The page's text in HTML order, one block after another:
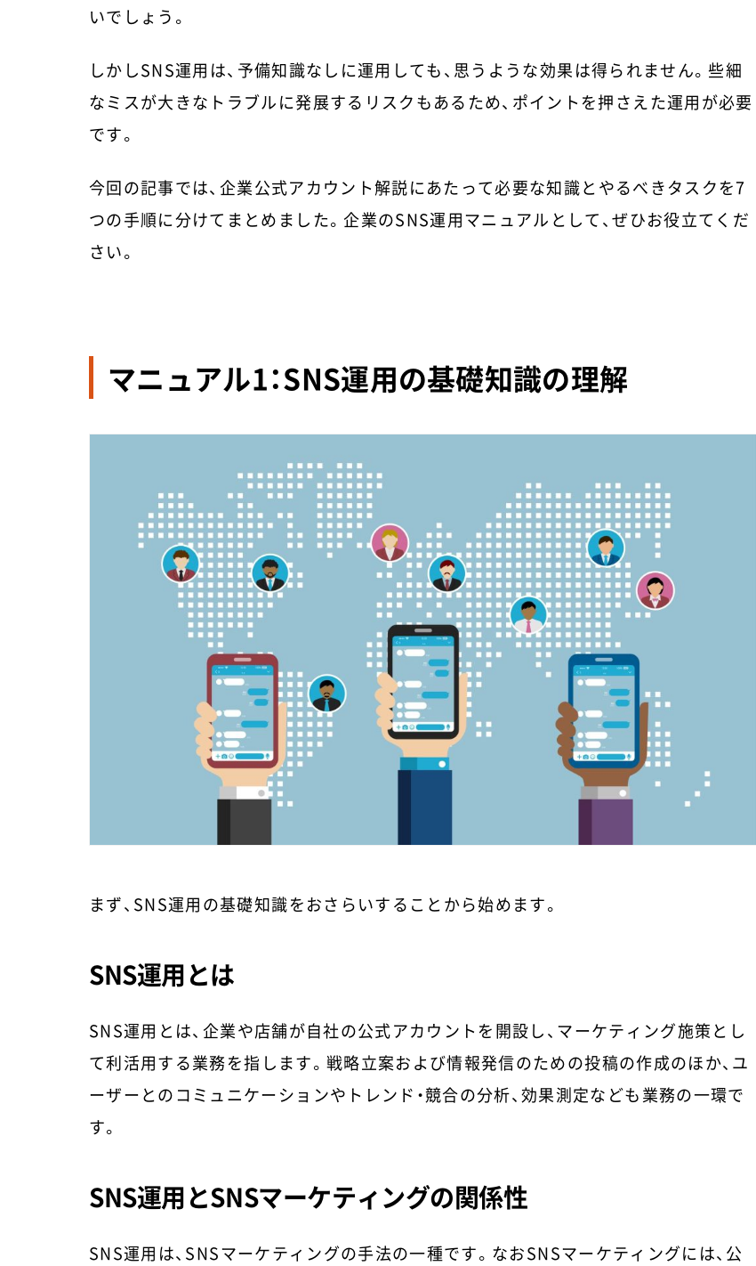
いでしょう。
しかしSNS運用は、予備知識なしに運用しても、思うような効果は得られません。些細
なミスが大きなトラブルに発展するリスクもあるため、ポイントを押さえた運用が必要
です。
今回の記事では、企業公式アカウント解説にあたって必要な知識とやるべきタスクを7
つの手順に分けてまとめました。企業のSNS運用マニュアルとして、ぜひお役立てくだ
さい。
マニュアル1：SNS運用の基礎知識の理解
まず、SNS運用の基礎知識をおさらいすることから始めます。
SNS運用とは
SNS運用とは、企業や店舗が自社の公式アカウントを開設し、マーケティング施策とし
て利活用する業務を指します。戦略立案および情報発信のための投稿の作成のほか、ユ
ーザーとのコミュニケーションやトレンド・競合の分析、効果測定なども業務の一環で
す。
SNS運用とSNSマーケティングの関係性
SNS運用は、SNSマーケティングの手法の一種です。なおSNSマーケティングには、公